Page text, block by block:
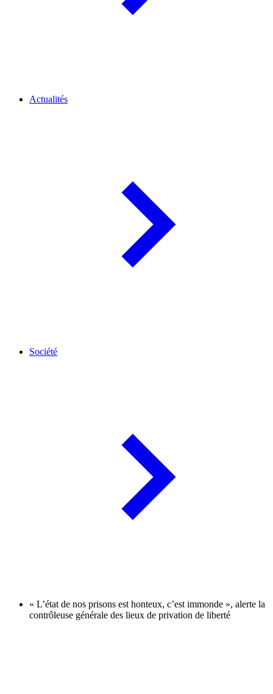
Actualités
Société
« L’état de nos prisons est honteux, c’est immonde », alerte la
contrôleuse générale des lieux de privation de liberté